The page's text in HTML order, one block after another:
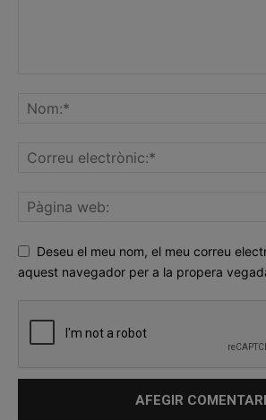
Deseu el meu nom, el meu correu
aquest navegador per a la propera